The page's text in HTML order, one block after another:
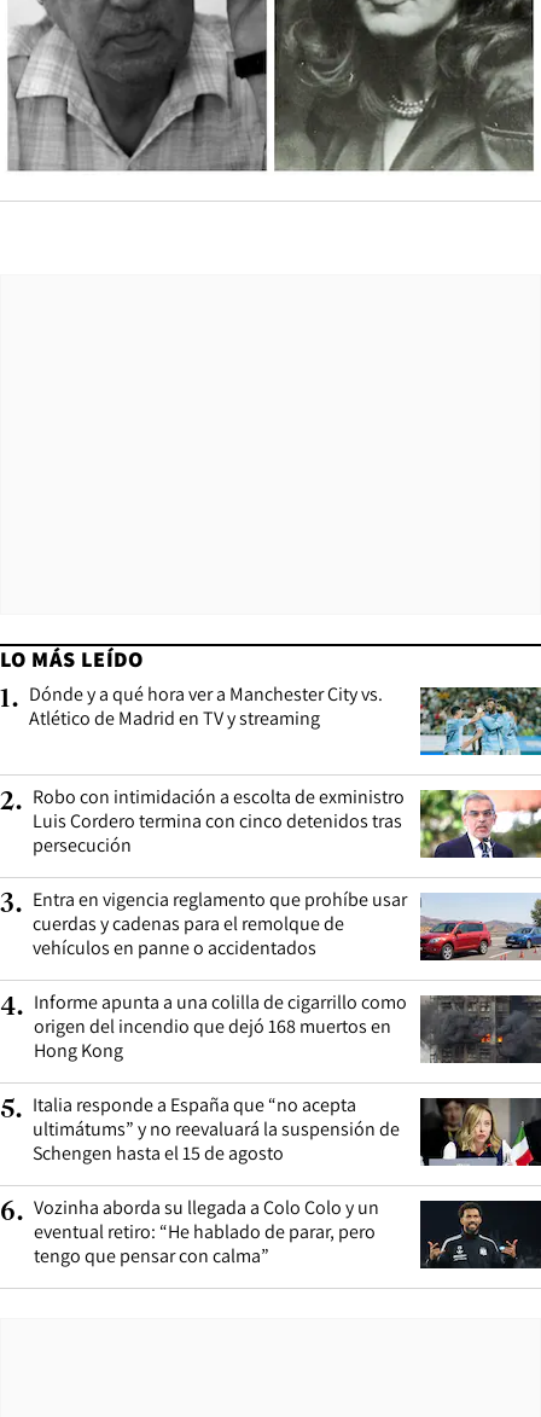
LO MÁS LEÍDO
1. Dónde y a qué hora ver a Manchester City vs.
Atlético de Madrid en TV y streaming
2. Robo con intimidación a escolta de exministro
Luis Cordero termina con cinco detenidos tras
persecución
3. Entra en vigencia reglamento que prohíbe usar
cuerdas y cadenas para el remolque de
vehículos en panne o accidentados
4. Informe apunta a una colilla de cigarrillo como
origen del incendio que dejó 168 muertos en
Hong Kong
5. Italia responde a España que “no acepta
ultimátums” y no reevaluará la suspensión de
Schengen hasta el 15 de agosto
6. Vozinha aborda su llegada a Colo Colo y un
eventual retiro: “He hablado de parar, pero
tengo que pensar con calma”